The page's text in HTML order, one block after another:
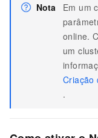
Nota
Em um
online.
um
Criação
.